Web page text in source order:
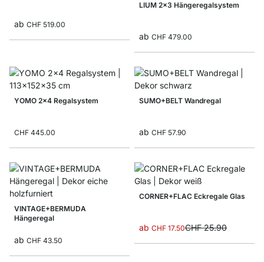
ab CHF 519.00
LIUM 2x3 Hängeregalsystem
ab CHF 479.00
YOMO 2x4 Regalsystem
CHF 445.00
SUMO+BELT Wandregal
ab CHF 57.90
VINTAGE+BERMUDA
Hängeregal
ab CHF 43.50
CORNER+FLAC Eckregale Glas
ab CHF 17.50CHF 25.90